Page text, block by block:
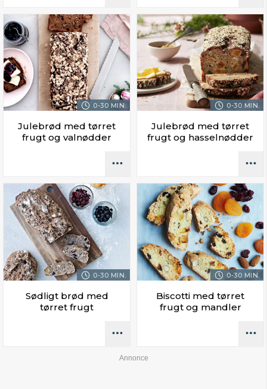
0-30 MIN.
Julebrød med tørret
frugt og valnødder
0-30 MIN.
Julebrød med tørret
frugt og hasselnødder
0-30 MIN.
Sødligt brød med
tørret frugt
0-30 MIN.
Biscotti med tørret
frugt og mandler